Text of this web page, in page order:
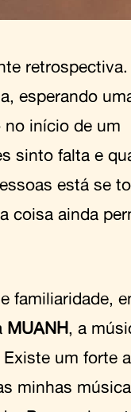
retrospectiva.
esperando
no início de um
sinto falta e
está se
coisa ainda
familiaridade,
MUANH, a
um forte
minhas